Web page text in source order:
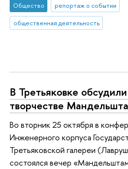
Общество
репортаж о событии
общественная деятельность
В Третьяковке
творчестве
Во вторник 25 октября в
Инженерного корпуса
Третьяковской галереи
состоялся вечер